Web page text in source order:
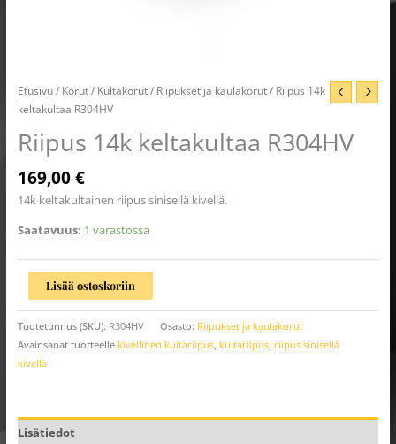
Etusivu/ Korut/ Kultakorut/ Riipukset ja kaulakorut/ Riipus 14k
keltakultaa R304HV
Riipus 14k keltakultaa R304HV
169,00€
14k keltakultainen riipus sinisellä kivellä.
Saatavuus: 1 varastossa
Lisää ostoskoriin
Tuotetunnus (SKU): R304HV Osasto: Riipukset ja kaulakorut
Avainsanat tuotteelle kivellinen kultariipus, kultariipus, riipus sinisellä
kivellä
Lisätiedot